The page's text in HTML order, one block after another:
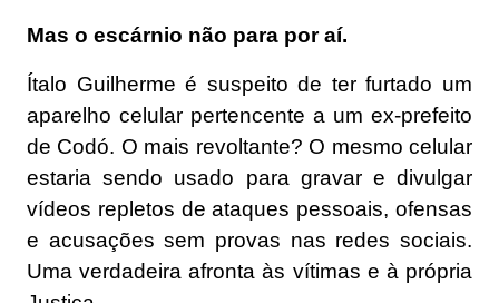
Mas o escárnio não para por aí.
Ítalo Guilherme é suspeito de ter furtado um
aparelho celular pertencente a um ex-prefeito
de Codó. O mais revoltante? O mesmo celular
estaria sendo usado para gravar e divulgar
vídeos repletos de ataques pessoais, ofensas
e acusações sem provas nas redes sociais.
Uma verdadeira afronta às vítimas e à própria